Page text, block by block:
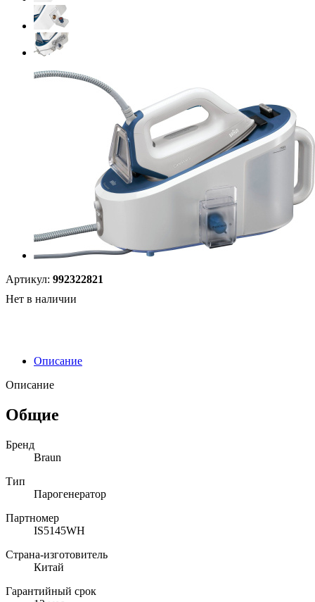
Артикул: 992322821
Нет в наличии
Описание
Описание
Общие
Бренд
Braun
Тип
Парогенератор
Партномер
IS5145WH
Страна-изготовитель
Китай
Гарантийный срок